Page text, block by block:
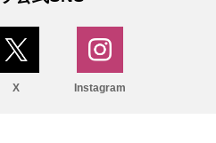
X Instagram